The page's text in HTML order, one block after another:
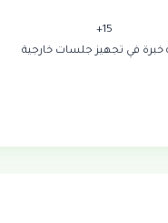
15+
خبرة في تجهيز جلسات خارجية